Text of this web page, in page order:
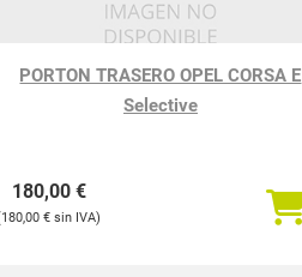
PORTON TRASERO OPEL CORSA E
Selective
180,00 €
180,00€